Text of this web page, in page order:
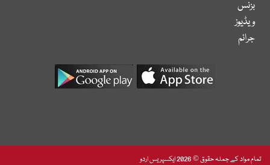
بزنس
ویڈیوز
جرائم
تمام مواد کے جملہ حقوق © 2026 ایکسپریس اردو